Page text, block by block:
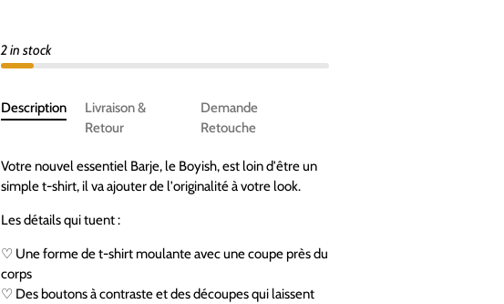
2 in stock
Description
Livraison &
Retour
Demande
Retouche
Votre nouvel essentiel Barje, le Boyish, est loin d'être un
simple t-shirt, il va ajouter de l'originalité à votre look.
Les détails qui tuent :
♡ Une forme de t-shirt moulante avec une coupe près du
corps
♡ Des boutons à contraste et des découpes qui laissent